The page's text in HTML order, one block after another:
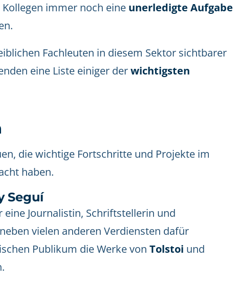
immer noch eine unerledigte Aufgabe
Fachleuten in diesem Sektor sichtbarer
eine Liste einiger derwichtigsten
die wichtige Fortschritte und Projekte im
haben.
Seguí
eine Journalistin, Schriftstellerin und
vielen anderen Verdiensten dafür
Publikum die Werke von Tolstoi und